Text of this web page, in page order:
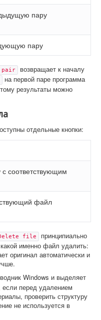
пару
пару
pair
возвращает к началу
на первой паре программа
результаты можно
отдельные кнопки:
соответствующим
файл
file
принципиально
именно файл удалить:
оригинал автоматически и
Windows и выделяет
перед удалением
проверить структуру
не используется в